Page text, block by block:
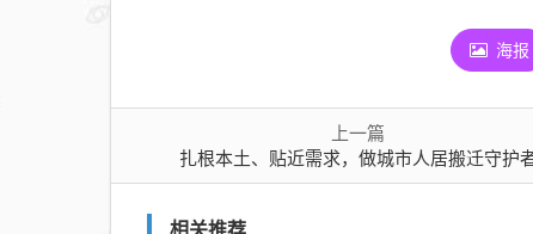
海报
上一篇
扎根本土、贴近需求，做城市人居搬迁守护
相关推荐